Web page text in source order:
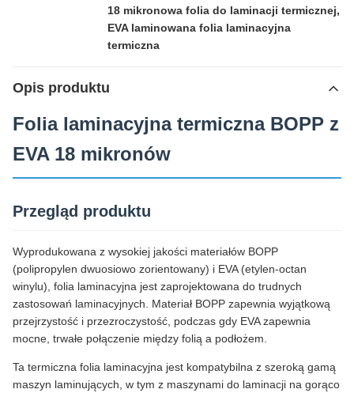
18 mikronowa folia do laminacji termicznej,
EVA laminowana folia laminacyjna
termiczna
Opis produktu
Folia laminacyjna termiczna BOPP z
EVA 18 mikronów
Przegląd produktu
Wyprodukowana z wysokiej jakości materiałów BOPP
(polipropylen dwuosiowo zorientowany) i EVA (etylen-octan
winylu), folia laminacyjna jest zaprojektowana do trudnych
zastosowań laminacyjnych. Materiał BOPP zapewnia wyjątkową
przejrzystość i przezroczystość, podczas gdy EVA zapewnia
mocne, trwałe połączenie między folią a podłożem.
Ta termiczna folia laminacyjna jest kompatybilna z szeroką gamą
maszyn laminujących, w tym z maszynami do laminacji na gorąco